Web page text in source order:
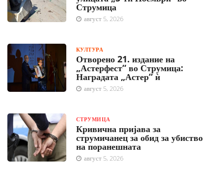
Струмица
август 5, 2026
КУЛТУРА
Отворено 21. издание на
„Астерфест“ во Струмица:
Наградата „Астер“ ѝ
август 5, 2026
СТРУМИЦА
Кривична пријава за
струмичанец за обид за убиство
на поранешната
август 5, 2026